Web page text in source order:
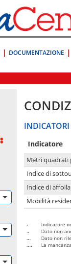
DOCUMENTAZIONE
Indicatore
Metri quadrati
Indice di
Indice di
Mobilità
-
Indicatore
..
Dato non
...
Dato non
....
La